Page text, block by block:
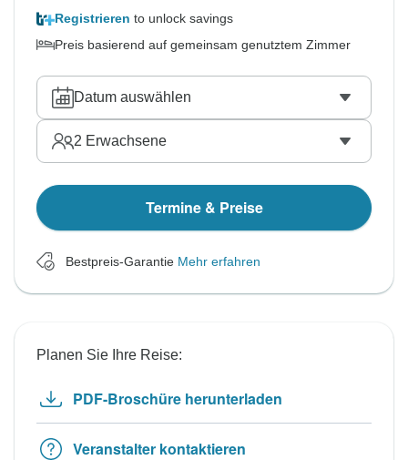
Registrieren to unlock savings
Preis basierend auf gemeinsam genutztem Zimmer
Datum auswählen
2 Erwachsene
Termine & Preise
Bestpreis-Garantie Mehr erfahren
Planen Sie Ihre Reise:
PDF-Broschüre herunterladen
Veranstalter kontaktieren